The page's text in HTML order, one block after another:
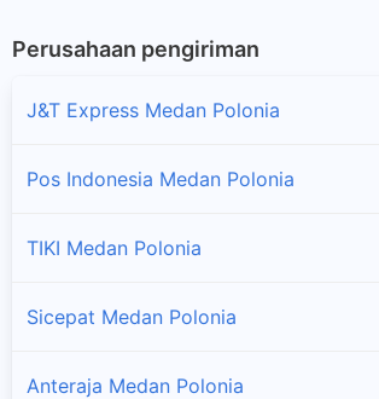
Perusahaan pengiriman
J&T Express Medan Polonia
Pos Indonesia Medan Polonia
TIKI Medan Polonia
Sicepat Medan Polonia
Anteraja Medan Polonia